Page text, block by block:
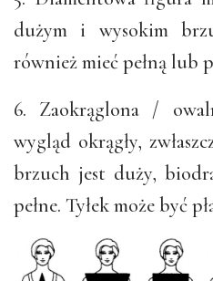
dużym i wysokim
również mieć pełną lub
6. Zaokrąglona /
wygląd okrągły,
brzuch jest duży,
pełne. Tyłek może być